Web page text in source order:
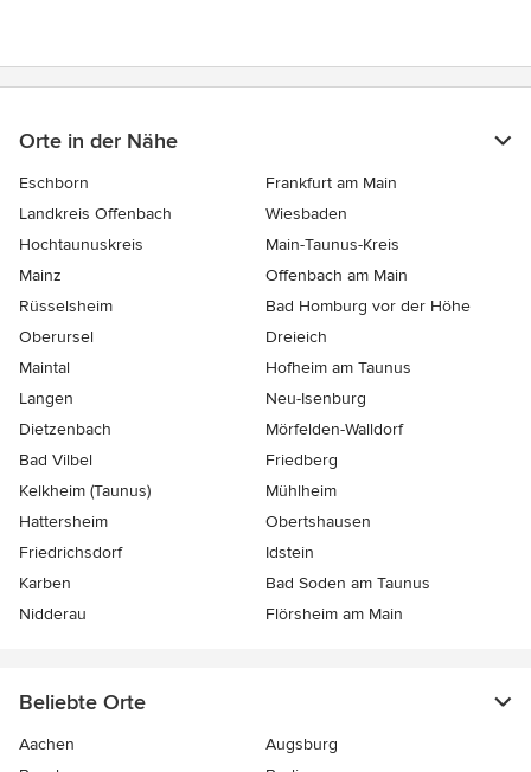
Orte in der Nähe
Eschborn
Frankfurt am Main
Landkreis Offenbach
Wiesbaden
Hochtaunuskreis
Main-Taunus-Kreis
Mainz
Offenbach am Main
Rüsselsheim
Bad Homburg vor der Höhe
Oberursel
Dreieich
Maintal
Hofheim am Taunus
Langen
Neu-Isenburg
Dietzenbach
Mörfelden-Walldorf
Bad Vilbel
Friedberg
Kelkheim (Taunus)
Mühlheim
Hattersheim
Obertshausen
Friedrichsdorf
Idstein
Karben
Bad Soden am Taunus
Nidderau
Flörsheim am Main
Beliebte Orte
Aachen
Augsburg